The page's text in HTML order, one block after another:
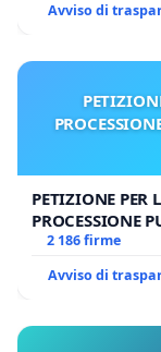
Avviso di
PETIZIONE PER
PROCESSIONE
MILANO
2 186 firme
Avviso di